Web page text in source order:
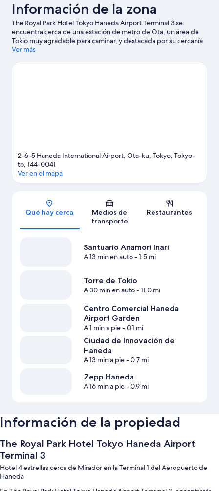
Información de la zona
The Royal Park Hotel Tokyo Haneda Airport Terminal 3 se
encuentra cerca de una estación de metro de Ota, un área de
Tokio muy agradable para caminar, y destacada por su cercanía
al aeropuerto y zona comercial. Mirador en la Terminal 1 del
emblemáticos, y los turistas que quieran ir de compras pueden
Ver más
2-6-5 Haneda International Airport, Ota-ku, Tokyo, Tokyo-
to, 144-0041
Ver en el mapa
Qué hay cerca
Medios de
transporte
Restaurantes
Santuario Anamori Inari
A 13 min en auto- 1.5 mi
Torre de Tokio
A 30 min en auto- 11.0 mi
Centro Comercial Haneda
Airport Garden
A 1 min a pie- 0.1 mi
Ciudad de Innovación de
Haneda
A 13 min a pie- 0.7 mi
Zepp Haneda
A 16 min a pie- 0.9 mi
Información de la propiedad
The Royal Park Hotel Tokyo Haneda Airport
Terminal 3
Hotel 4 estrellas cerca de Mirador en la Terminal 1 del Aeropuerto de
Haneda